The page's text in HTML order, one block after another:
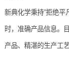
新典化学秉持”拒绝平
时，准确产品信息。
产品、精湛的生产工